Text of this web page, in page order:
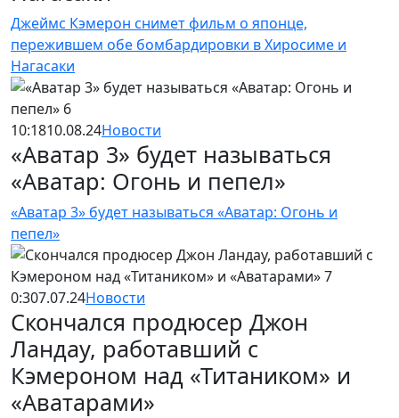
Джеймс Кэмерон снимет фильм о японце,
пережившем обе бомбардировки в Хиросиме и
Нагасаки
10:1810.08.24Новости
«Аватар 3» будет называться
«Аватар: Огонь и пепел»
«Аватар 3» будет называться «Аватар: Огонь и
пепел»
0:307.07.24Новости
Скончался продюсер Джон
Ландау, работавший с
Кэмероном над «Титаником» и
«Аватарами»